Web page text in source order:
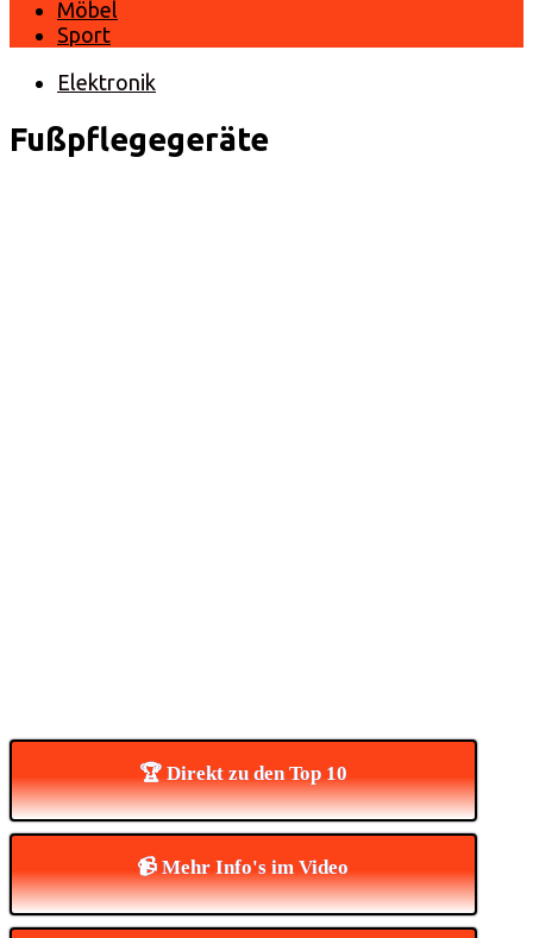
Möbel
Sport
Elektronik
Fußpflegegeräte
🏆 Direkt zu den Top 10
📹 Mehr Info's im Video